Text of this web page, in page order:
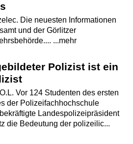
Die neuesten Informationen
und der Görlitzer
...mehr
Polizist ist ein
Vor 124 Studenten des ersten
der Polizeifachhochschule
Landespolizeipräsident
die Bedeutung der polizeilic...